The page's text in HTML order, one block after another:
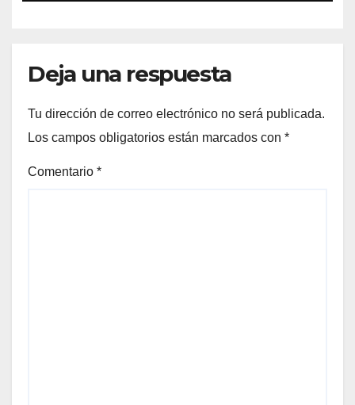
Deja una respuesta
Tu dirección de correo electrónico no será publicada.
Los campos obligatorios están marcados con *
Comentario *